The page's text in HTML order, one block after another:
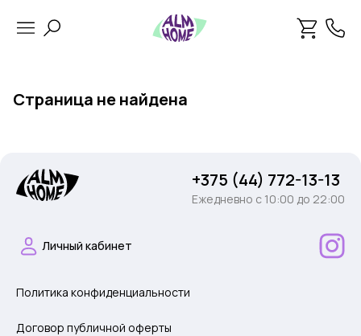
Страница не найдена
+375 (44) 772-13-13
Ежедневно c 10:00 до 22:00
Личный кабинет
Политика конфиденциальности
Договор публичной оферты